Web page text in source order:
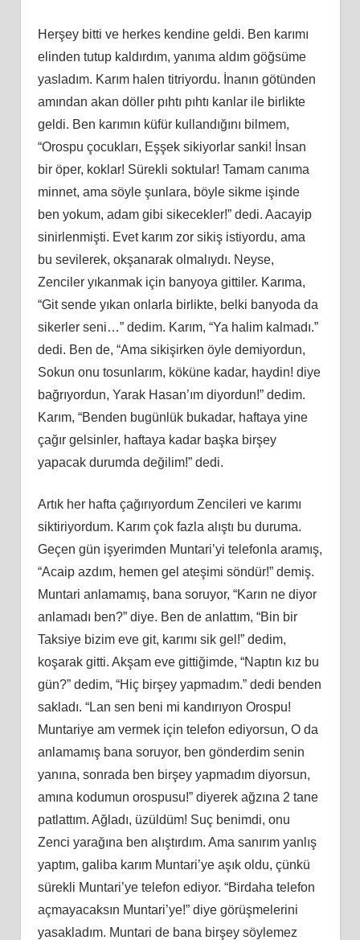
Herşey bitti ve herkes kendine geldi. Ben karımı
elinden tutup kaldırdım, yanıma aldım göğsüme
yasladım. Karım halen titriyordu. İnanın götünden
amından akan döller pıhtı pıhtı kanlar ile birlikte
geldi. Ben karımın küfür kullandığını bilmem,
“Orospu çocukları, Eşşek sikiyorlar sanki! İnsan
bir öper, koklar! Sürekli soktular! Tamam canıma
minnet, ama söyle şunlara, böyle sikme işinde
ben yokum, adam gibi sikecekler!” dedi. Aacayip
sinirlenmişti. Evet karım zor sikiş istiyordu, ama
bu sevilerek, okşanarak olmalıydı. Neyse,
Zenciler yıkanmak için banyoya gittiler. Karıma,
“Git sende yıkan onlarla birlikte, belki banyoda da
sikerler seni…” dedim. Karım, “Ya halim kalmadı.”
dedi. Ben de, “Ama sikişirken öyle demiyordun,
Sokun onu tosunlarım, köküne kadar, haydin! diye
bağrıyordun, Yarak Hasan’ım diyordun!” dedim.
Karım, “Benden bugünlük bukadar, haftaya yine
çağır gelsinler, haftaya kadar başka birşey
yapacak durumda değilim!” dedi.
Artık her hafta çağırıyordum Zencileri ve karımı
siktiriyordum. Karım çok fazla alıştı bu duruma.
Geçen gün işyerimden Muntari’yi telefonla aramış,
“Acaip azdım, hemen gel ateşimi söndür!” demiş.
Muntari anlamamış, bana soruyor, “Karın ne diyor
anlamadı ben?” diye. Ben de anlattım, “Bin bir
Taksiye bizim eve git, karımı sik gel!” dedim,
koşarak gitti. Akşam eve gittiğimde, “Naptın kız bu
gün?” dedim, “Hiç birşey yapmadım.” dedi benden
sakladı. “Lan sen beni mi kandırıyon Orospu!
Muntariye am vermek için telefon ediyorsun, O da
anlamamış bana soruyor, ben gönderdim senin
yanına, sonrada ben birşey yapmadım diyorsun,
amına kodumun orospusu!” diyerek ağzına 2 tane
patlattım. Ağladı, üzüldüm! Suç benimdi, onu
Zenci yarağına ben alıştırdım. Ama sanırım yanlış
yaptım, galiba karım Muntari’ye aşık oldu, çünkü
sürekli Muntari’ye telefon ediyor. “Birdaha telefon
açmayacaksın Muntari’ye!” diye görüşmelerini
yasakladım. Muntari de bana birşey söylemez